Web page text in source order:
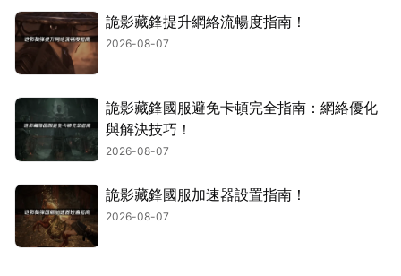
詭影藏鋒提升網絡流暢度指南！
2026-08-07
詭影藏鋒國服避免卡頓完全指南：網絡優化
與解決技巧！
2026-08-07
詭影藏鋒國服加速器設置指南！
2026-08-07